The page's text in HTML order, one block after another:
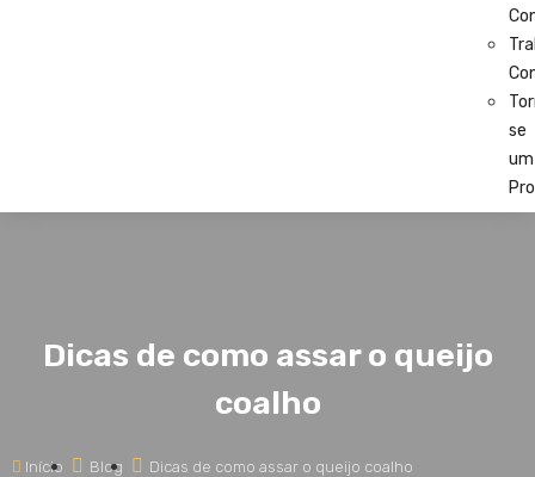
se
um
Dicas de como assar o queijo
coalho
Início Blog Dicas de como assar o queijo coalho